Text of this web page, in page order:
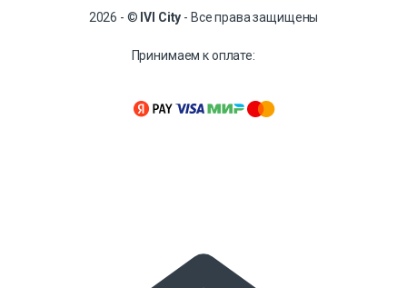
2026 - © IVI City - Все права защищены
Принимаем к оплате: